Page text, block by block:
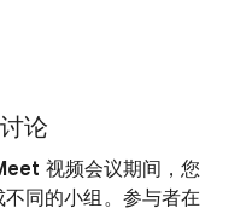
论
视频会议期间，您
同的小组。参与者在